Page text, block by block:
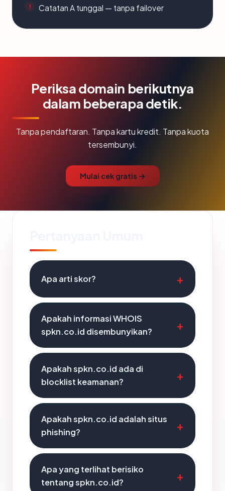
Catatan A tunggal — tanpa failover
Periksa domain berikutnya
dalam beberapa detik.
Tanpa pendaftaran. Tanpa kartu kredit. Tanpa kuota
tersembunyi.
Mulai cek gratis →
Apa arti skor?
Apakah informasi WHOIS
spkn.co.id disembunyikan?
Apakah spkn.co.id ada di
blocklist keamanan?
Apakah spkn.co.id adalah situs
phishing?
Apa yang terlihat berisiko
tentang spkn.co.id?